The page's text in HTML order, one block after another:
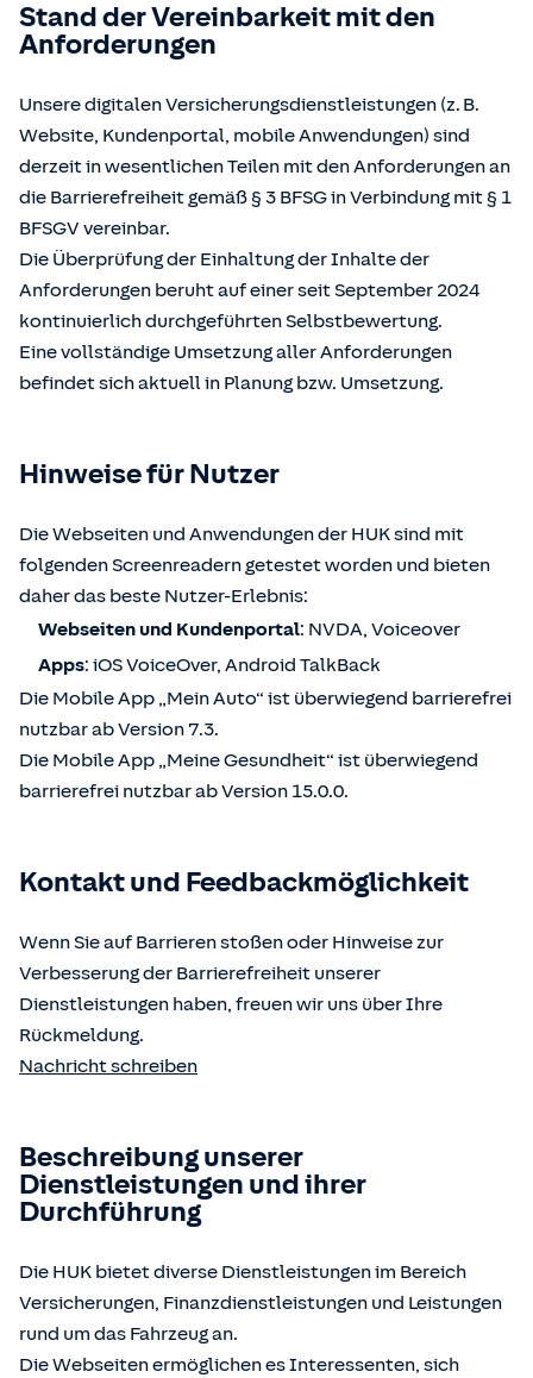
Stand der Vereinbarkeit mit den
Anforderungen
Unsere digitalen Versicherungsdienstleistungen (z. B.
Website, Kundenportal, mobile Anwendungen) sind
derzeit in wesentlichen Teilen mit den Anforderungen an
die Barrierefreiheit gemäß § 3 BFSG in Verbindung mit § 1
BFSGV vereinbar.
Die Überprüfung der Einhaltung der Inhalte der
Anforderungen beruht auf einer seit September 2024
kontinuierlich durchgeführten Selbstbewertung.
Eine vollständige Umsetzung aller Anforderungen
befindet sich aktuell in Planung bzw. Umsetzung.
Hinweise für Nutzer
Die Webseiten und Anwendungen der HUK sind mit
folgenden Screenreadern getestet worden und bieten
daher das beste Nutzer-Erlebnis:
Webseiten und Kundenportal: NVDA, Voiceover
Apps: iOS VoiceOver, Android TalkBack
Die Mobile App „Mein Auto“ ist überwiegend barrierefrei
nutzbar ab Version 7.3.
Die Mobile App „Meine Gesundheit“ ist überwiegend
barrierefrei nutzbar ab Version 15.0.0.
Kontakt und Feedbackmöglichkeit
Wenn Sie auf Barrieren stoßen oder Hinweise zur
Verbesserung der Barrierefreiheit unserer
Dienstleistungen haben, freuen wir uns über Ihre
Rückmeldung.
Nachricht schreiben
Beschreibung unserer
Dienstleistungen und ihrer
Durchführung
Die HUK bietet diverse Dienstleistungen im Bereich
Versicherungen, Finanzdienstleistungen und Leistungen
rund um das Fahrzeug an.
Die Webseiten ermöglichen es Interessenten, sich